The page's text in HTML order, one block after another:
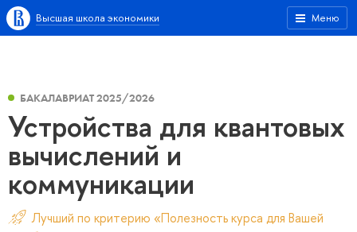
Меню
Высшая школа экономики
БАКАЛАВРИАТ 2025/2026
Устройства для квантовых
вычислений и
коммуникации
Лучший по критерию «Полезность курса для Вашей